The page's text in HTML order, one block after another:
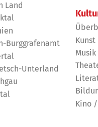
Land
Burggrafenamt
Unterland
Kunst
Musik
Kino /